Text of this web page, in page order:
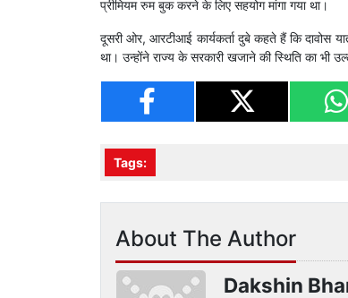
प्रीमियम रुम बुक करने के लिए सहयोग मांगा गया था।
दूसरी ओर, आरटीआई कार्यकर्ता दुबे कहते हैं कि दावोस
था। उन्होंने राज्य के सरकारी खजाने की स्थिति का भी
Tags:
About The Author
Dakshin